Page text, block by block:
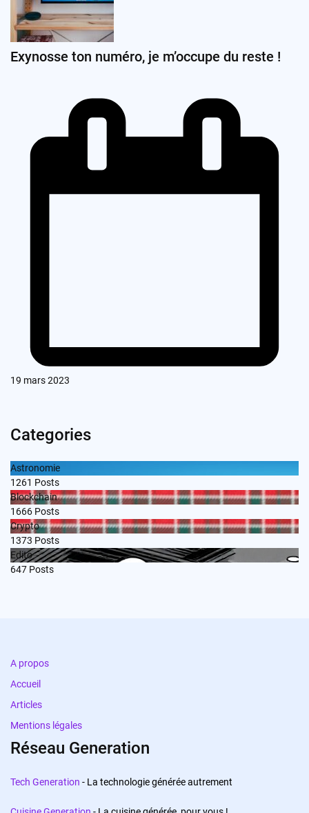
Exynosse ton numéro, je m’occupe du reste !
19 mars 2023
Categories
Astronomie
1261 Posts
Blockchain
1666 Posts
Crypto
1373 Posts
Edito
647 Posts
A propos
Accueil
Articles
Mentions légales
Réseau Generation
Tech Generation - La technologie générée autrement